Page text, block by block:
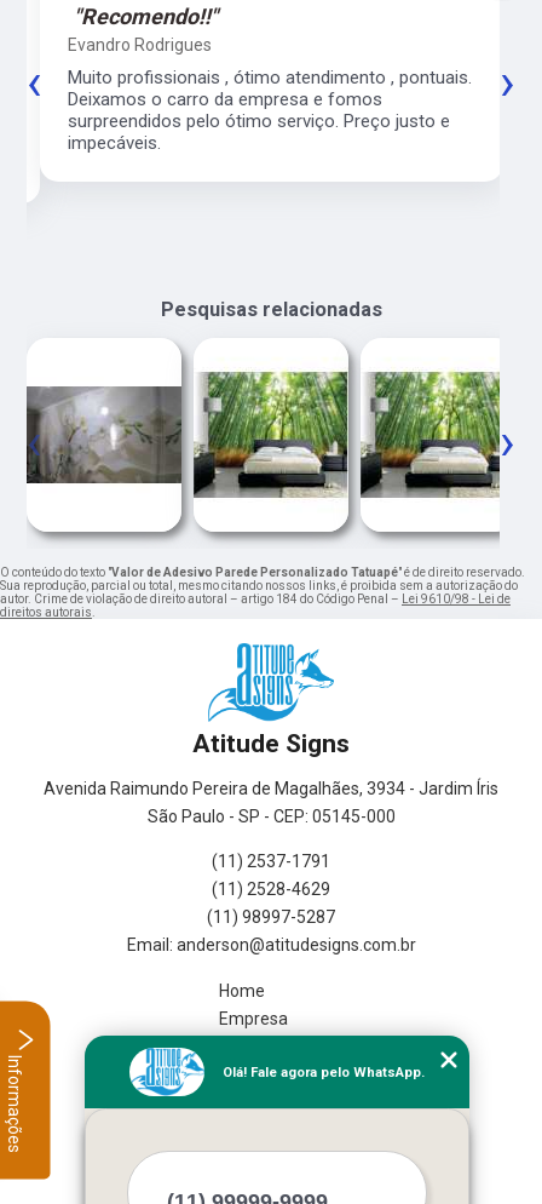
"Recomendo!!"
Evandro Rodrigues
Muito profissionais , ótimo atendimento , pontuais.
Deixamos o carro da empresa e fomos
surpreendidos pelo ótimo serviço. Preço justo e
impecáveis.
‹ ›
Pesquisas relacionadas
‹ ›
O conteúdo do texto "Valor de Adesivo Parede Personalizado Tatuapé" é de direito reservado.
Sua reprodução, parcial ou total, mesmo citando nossos links, é proibida sem a autorização do
autor. Crime de violação de direito autoral – artigo 184 do Código Penal –
Lei 9610/98 - Lei de
direitos autorais
Atitude Signs
Avenida Raimundo Pereira de Magalhães, 3934 - Jardim Íris
São Paulo - SP - CEP: 05145-000
(11) 2537-1791
(11) 2528-4629
(11) 98997-5287
Home
Empresa
Serviços
Mais Serviços
Olá! Fale agora pelo WhatsApp.
Informações